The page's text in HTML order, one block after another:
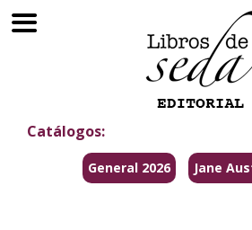
Catálogos:
General 2026 Jane